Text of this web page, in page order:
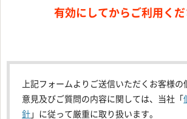
有効にしてからご利用くだ
上記フォームよりご送信いただくお客様
意見及びご質問の内容に関しては、当社「
針」に従って厳重に取り扱います。